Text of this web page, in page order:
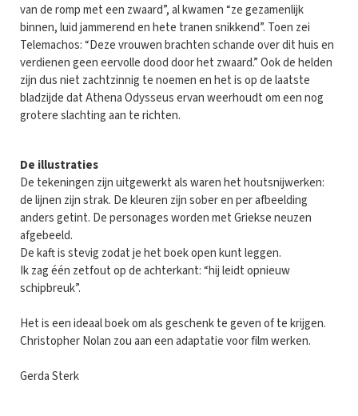
van de romp met een zwaard”, al kwamen “ze gezamenlijk
binnen, luid jammerend en hete tranen snikkend”. Toen zei
Telemachos: “Deze vrouwen brachten schande over dit huis en
verdienen geen eervolle dood door het zwaard.” Ook de helden
zijn dus niet zachtzinnig te noemen en het is op de laatste
bladzijde dat Athena Odysseus ervan weerhoudt om een nog
grotere slachting aan te richten.
De illustraties
De tekeningen zijn uitgewerkt als waren het houtsnijwerken:
de lijnen zijn strak. De kleuren zijn sober en per afbeelding
anders getint. De personages worden met Griekse neuzen
afgebeeld.
De kaft is stevig zodat je het boek open kunt leggen.
Ik zag één zetfout op de achterkant: “hij leidt opnieuw
schipbreuk”.
Het is een ideaal boek om als geschenk te geven of te krijgen.
Christopher Nolan zou aan een adaptatie voor film werken.
Gerda Sterk